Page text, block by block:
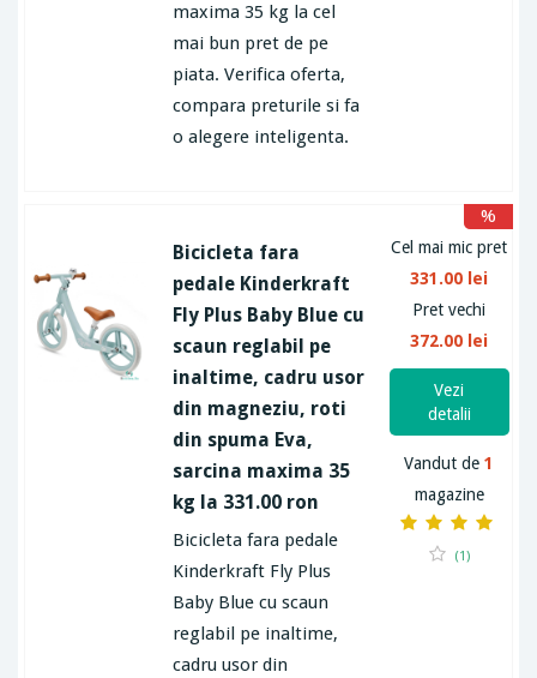
maxima 35 kg la cel
mai bun pret de pe
piata. Verifica oferta,
compara preturile si fa
o alegere inteligenta.
Bicicleta fara
pedale Kinderkraft
Fly Plus Baby Blue cu
scaun reglabil pe
inaltime, cadru usor
din magneziu, roti
din spuma Eva,
sarcina maxima 35
kg la 331.00 ron
Bicicleta fara pedale
Kinderkraft Fly Plus
Baby Blue cu scaun
reglabil pe inaltime,
cadru usor din
Cel mai mic pret
331.00 lei
Pret vechi
372.00 lei
%
Vezi
detalii
Vandut de1
magazine
(1)